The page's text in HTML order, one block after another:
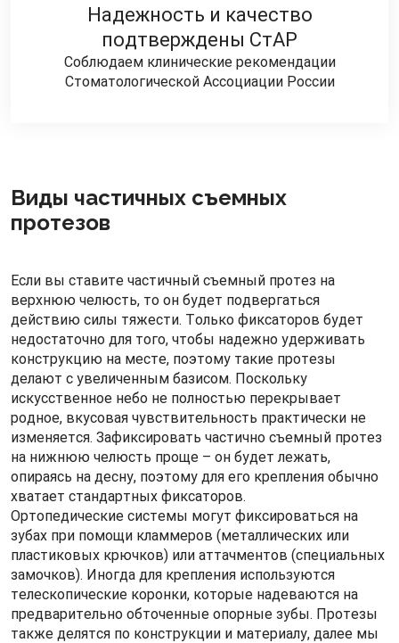
Надежность и качество
подтверждены СтАР
Соблюдаем клинические рекомендации
Стоматологической Ассоциации России
Виды частичных съемных
протезов
Если вы ставите частичный съемный протез на
верхнюю челюсть, то он будет подвергаться
действию силы тяжести. Только фиксаторов будет
недостаточно для того, чтобы надежно удерживать
конструкцию на месте, поэтому такие протезы
делают с увеличенным базисом. Поскольку
искусственное небо не полностью перекрывает
родное, вкусовая чувствительность практически не
изменяется. Зафиксировать частично съемный протез
на нижнюю челюсть проще – он будет лежать,
опираясь на десну, поэтому для его крепления обычно
хватает стандартных фиксаторов.
Ортопедические системы могут фиксироваться на
зубах при помощи кламмеров (металлических или
пластиковых крючков) или аттачментов (специальных
замочков). Иногда для крепления используются
телескопические коронки, которые надеваются на
предварительно обточенные опорные зубы. Протезы
также делятся по конструкции и материалу, далее мы